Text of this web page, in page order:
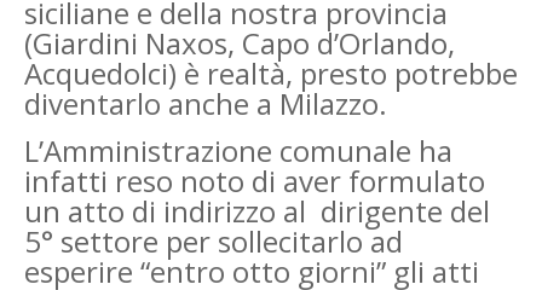
siciliane e della nostra provincia
(Giardini Naxos, Capo d’Orlando,
Acquedolci) è realtà, presto potrebbe
diventarlo anche a Milazzo.
L’Amministrazione comunale ha
infatti reso noto di aver formulato
un atto di indirizzo al dirigente del
5° settore per sollecitarlo ad
esperire “entro otto giorni” gli atti